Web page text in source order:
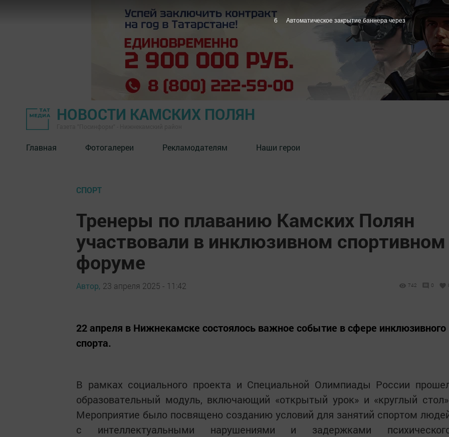
НОВОСТИ КАМСКИХ ПОЛЯН
Главная Фотогалереи Рекламодателям Наши герои
СПОРТ
Тренеры по плаванию Камских Полян
участвовали в инклюзивном спортивном
форуме
Автор, 23 апреля 2025 - 11:42 742 0
22 апреля в Нижнекамске состоялось важное событие в сфере инклюзивного
спорта.
В рамках социального проекта и Специальной Олимпиады России
образовательный модуль, включающий «открытый урок» и «круглый
Мероприятие было посвящено созданию условий для занятий спортом
с интеллектуальными нарушениями и задержками
5 Автоматическое закрытие баннера через